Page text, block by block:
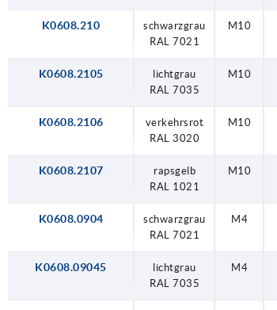
K0608.210
schwarzgrau
RAL 7021
M10
K0608.2105
lichtgrau
RAL 7035
M10
K0608.2106
verkehrsrot
RAL 3020
M10
K0608.2107
rapsgelb
RAL 1021
M10
K0608.0904
schwarzgrau
RAL 7021
M4
K0608.09045
lichtgrau
RAL 7035
M4